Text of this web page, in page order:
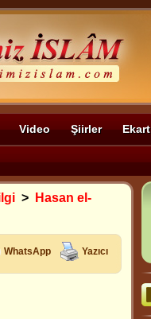
Video Şiirler Ekart
>
Hasan el-
WhatsApp Yazıcı